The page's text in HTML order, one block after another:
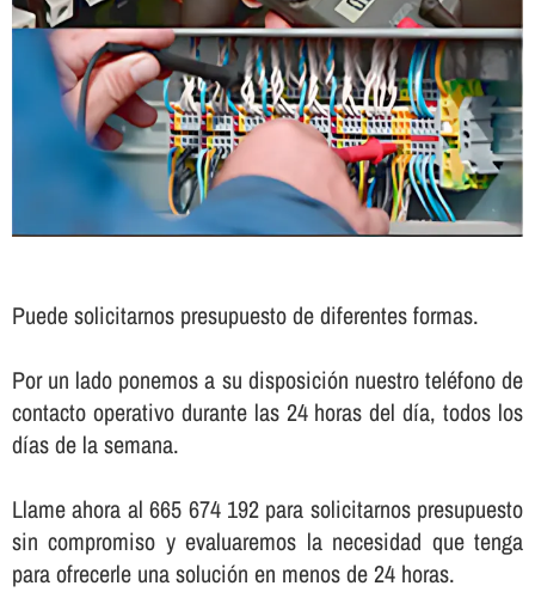
Puede solicitarnos presupuesto de diferentes formas.
Por un lado ponemos a su disposición nuestro teléfono de
contacto operativo durante las 24 horas del dí­a, todos los
dí­as de la semana.
Llame ahora al 665 674 192 para solicitarnos presupuesto
sin compromiso y evaluaremos la necesidad que tenga
para ofrecerle una solución en menos de 24 horas.